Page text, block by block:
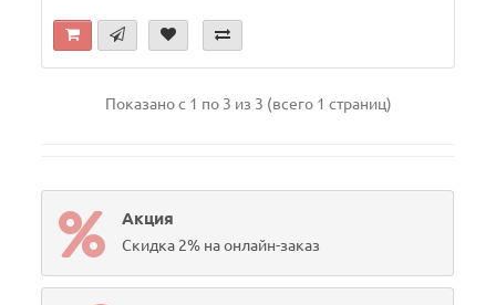
Показано с 1 по 3 из 3 (всего 1 страниц)
Акция
Скидка 2% на онлайн-заказ